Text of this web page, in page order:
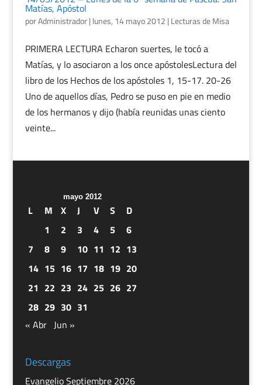
Matías, Apóstol
porAdministrador| lunes, 14 mayo 2012 | Lecturas de Misa
PRIMERA LECTURA Echaron suertes, le tocó a
Matías, y lo asociaron a los once apóstolesLectura del
libro de los Hechos de los apóstoles 1, 15-17. 20-26
Uno de aquellos días, Pedro se puso en pie en medio
de los hermanos y dijo (había reunidas unas ciento
veinte...
mayo 2012
L M X J V S
D
1
2 3 4 5
6
7
8 9 10 11 12 13
14 15 16 17 18 19 20
21 22 23 24 25 26 27
28 29 30 31
« Abr Jun »
Descargas
Evangelio Septiembre 2026